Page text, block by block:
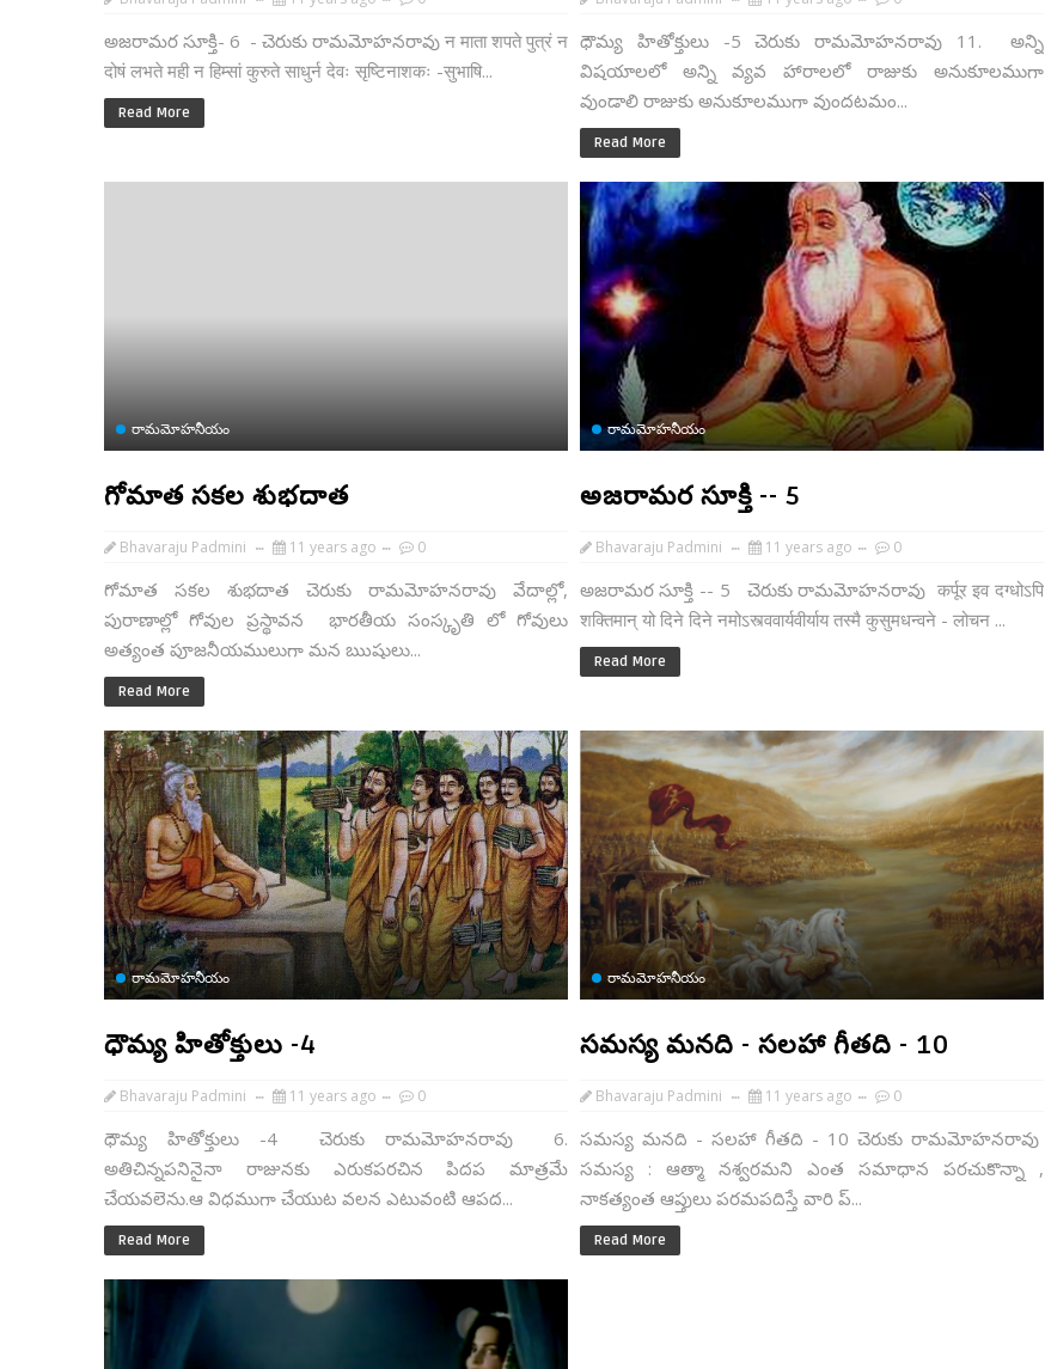
అజరామర సూక్తి- 6 - చెరుకు రామమోహనరావు न माता शपते पुत्रं न
दोषं लभते मही न हिम्सां कुरुते साधुर्न देवः सृष्टिनाशकः -सुभाषि...
Read More
ధౌమ్య హితోక్తులు -5 చెరుకు రామమోహనరావు 11. అన్ని
విషయాలలో అన్ని వ్యవ హారాలలో రాజుకు అనుకూలముగా
వుండాలి రాజుకు అనుకూలముగా వుందటమం...
Read More
రామమోహనీయం
గోమాత సకల శుభదాత
Bhavaraju Padmini 11 years ago 0
గోమాత సకల శుభదాత చెరుకు రామమోహనరావు వేదాల్లో,
పురాణాల్లో గోవుల ప్రస్థావన భారతీయ సంస్కృతి లో గోవులు
అత్యంత పూజనీయములుగా మన ఋషులు...
Read More
రామమోహనీయం
అజరామర సూక్తి -- 5
Bhavaraju Padmini 11 years ago 0
అజరామర సూక్తి -- 5 చెరుకు రామమోహనరావు कर्पूर इव दग्धोऽपि
शक्तिमान् यो दिने दिने नमोऽस्त्ववार्यवीर्याय तस्मै कुसुमधन्वने - लोचन ...
Read More
రామమోహనీయం
ధౌమ్య హితోక్తులు -4
Bhavaraju Padmini 11 years ago 0
ధౌమ్య హితోక్తులు -4 చెరుకు రామమోహనరావు 6.
అతిచిన్నపనినైనా రాజునకు ఎరుకపరచిన పిదప మాత్రమే
చేయవలెను.ఆ విధముగా చేయుట వలన ఎటువంటి ఆపద...
Read More
రామమోహనీయం
సమస్య మనది - సలహా గీతది - 10
Bhavaraju Padmini 11 years ago 0
సమస్య మనది - సలహా గీతది - 10 చెరుకు రామమోహనరావు
సమస్య : ఆత్మా నశ్వరమని ఎంత సమాధాన పరచుకొన్నా ,
నాకత్యంత ఆప్తులు పరమపదిస్తే వారి ప్...
Read More